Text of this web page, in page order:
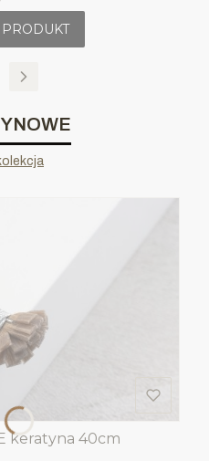
COMFORT LINE keratyna 40cm